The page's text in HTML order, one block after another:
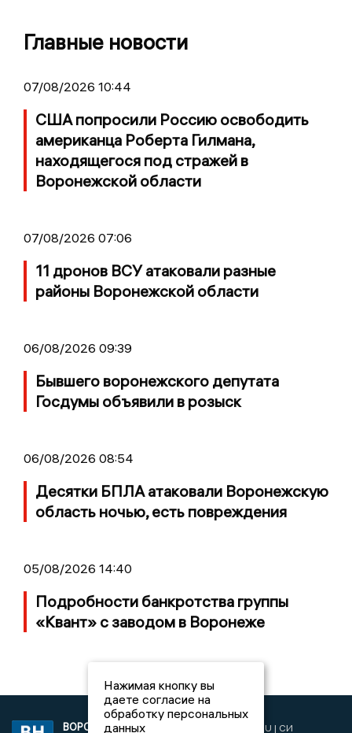
Главные новости
07/08/2026 10:44
США попросили Россию освободить
американца Роберта Гилмана,
находящегося под стражей в
Воронежской области
07/08/2026 07:06
11 дронов ВСУ атаковали разные
районы Воронежской области
06/08/2026 09:39
Бывшего воронежского депутата
Госдумы объявили в розыск
06/08/2026 08:54
Десятки БПЛА атаковали Воронежскую
область ночью, есть повреждения
05/08/2026 14:40
Подробности банкротства группы
«Квант» с заводом в Воронеже
ВОРОНЕЖСКИЕ2019 © VORONEZHNEWS.RU | СИ
Нажимая кнопку вы
даете согласие на
обработку персональных
данных